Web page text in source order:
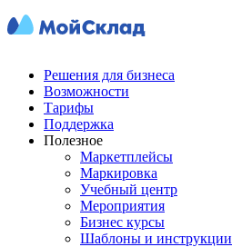
Решения для бизнеса
Возможности
Тарифы
Поддержка
Полезное
Маркетплейсы
Маркировка
Учебный центр
Мероприятия
Бизнес курсы
Шаблоны и инструкции